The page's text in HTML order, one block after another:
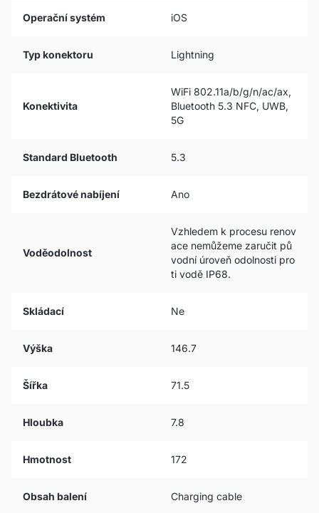
Operační systém iOS
Typ konektoru Lightning
Konektivita
WiFi 802.11a/b/g/n/ac/ax,
Bluetooth 5.3 NFC, UWB,
5G
Standard Bluetooth 5.3
Bezdrátové nabíjení Ano
Voděodolnost
Vzhledem k procesu renov
ace nemůžeme zaručit pů
vodní úroveň odolnosti pro
ti vodě IP68.
Skládací Ne
Výška 146.7
Šířka 71.5
Hloubka 7.8
Hmotnost 172
Obsah balení Charging cable